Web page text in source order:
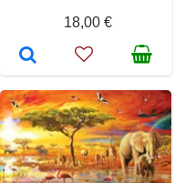
18,00 €